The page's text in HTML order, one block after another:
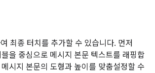
최종 터치를 추가할 수 있습니다. 먼저
을 중심으로 메시지 본문 텍스트를 래핑합
시지 본문의 도형과 높이를 맞춤설정할 수